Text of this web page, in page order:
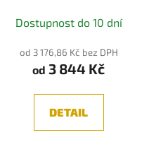
Dostupnost do 10 dní
od 3 176,86 Kč bez DPH
od 3 844 Kč
DETAIL